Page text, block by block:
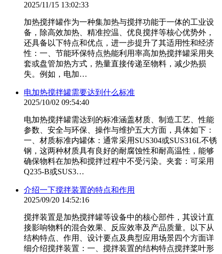
2025/11/15 13:02:33
加热搅拌罐作为一种集加热与搅拌功能于一体的工业设
备，除高效加热、精准控温、优良搅拌等核心优势外，
还具备以下特点和优点，进一步提升了其适用性和经济
性：一、节能环保特点热能利用率高加热搅拌罐采用夹
套或盘管加热方式，热量直接传递至物料，减少热损
失。例如，电加…
电加热搅拌罐需要达到什么标准
2025/10/02 09:54:40
电加热搅拌罐需达到的标准涵盖材质、制造工艺、性能
参数、安全与环保、操作与维护五大方面，具体如下：
一、材质标准内罐体：通常采用SUS304或SUS316L不锈
钢，这两种材质具有良好的耐腐蚀性和耐高温性，能够
确保物料在加热和搅拌过程中不受污染。夹套：可采用
Q235-B或SUS3…
介绍一下搅拌装置的特点和作用
2025/09/20 14:52:16
搅拌装置是加热搅拌罐等设备中的核心部件，其设计直
接影响物料的混合效果、反应效率及产品质量。以下从
结构特点、作用、设计要点及典型应用场景四个方面详
细介绍搅拌装置：一、搅拌装置的结构特点搅拌桨叶形